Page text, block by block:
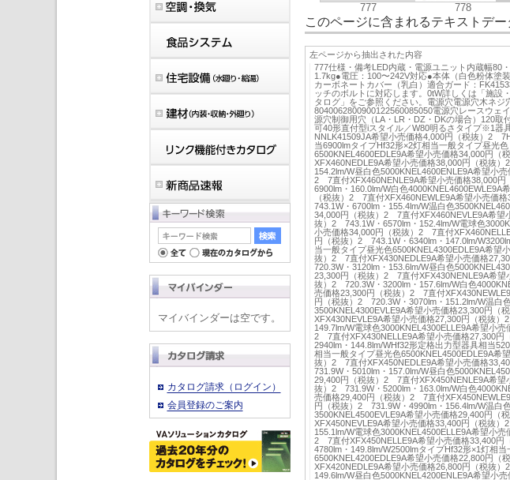
777 778
このページに含まれるテキストデ
左ページから抽出された内容
777仕様・備考LED内蔵・電源ユニット内蔵幅80
1.7kg●電圧：100〜242V対応●本体（白色粉体塗
カーボネートカバー（乳白）適合ガード：
ッチのボルトに対応します。0tW詳しくは「施設
タログ」をご参照ください。電源穴電源穴木ネジ
8040062800900122560085050電源穴レースウェ
源穴制御用穴（LA・LR・DZ・DKの場合）120取
可40形直付型iスタイル／W80明るさタイプ※1器
NNLK41509JA希望小売価格4,000円（税抜）2
当6900lmタイプHf32形×2灯相当一般タイプ昼光色
6500KNEL4600EDLE9A希望小売価格34,000円（
XFX460NEDLE9A希望小売価格38,000円（税抜
154.2lm/W昼白色5000KNEL4600ENLE9A希望小売
2 7直付XFX460NENLE9A希望小売価格38,000円
6900lm・160.0lm/W白色4000KNEL4600EWLE9A
（税抜）2 7直付XFX460NEWLE9A希望小売価
743.1W・6700lm・155.4lm/W温白色
34,000円（税抜）2 7直付XFX460NEVLE9A希望
抜）2 743.1W・6570lm・152.4lm/W電球色
小売価格34,000円（税抜）2 7直付
円（税抜）2 743.1W・6340lm・147.0lm/
当一般タイプ昼光色6500KNEL4300EDLE9A希望
抜）2 7直付XFX430NEDLE9A希望小売価格
720.3W・3120lm・153.6lm/W昼白色
23,300円（税抜）2 7直付XFX430NENLE9A希望
抜）2 720.3W・3200lm・157.6lm/W白色
売価格23,300円（税抜）2 7直付
円（税抜）2 720.3W・3070lm・151.2lm/W温白色
3500KNEL4300EVLE9A希望小売価格23,300円（
XFX430NEVLE9A希望小売価格27,300円（税抜）
149.7lm/W電球色3000KNEL4300ELLE9A希望小売
2 7直付XFX430NELLE9A希望小売価格27,300円
2940lm・144.8lm/WHf32形定格出力型器具相当
相当一般タイプ昼光色6500KNEL4500EDLE9A希
抜）2 7直付XFX450NEDLE9A希望小売価格
731.9W・5010lm・157.0lm/W昼白色
29,400円（税抜）2 7直付XFX450NENLE9A希望
抜）2 731.9W・5200lm・163.0lm/W白色
売価格29,400円（税抜）2 7直付
円（税抜）2 731.9W・4990lm・156.4lm/W温白色
3500KNEL4500EVLE9A希望小売価格29,400円（
XFX450NEVLE9A希望小売価格33,400円（税抜）
155.1lm/W電球色3000KNEL4500ELLE9A希望小売
2 7直付XFX450NELLE9A希望小売価格33,400円
4780lm・149.8lm/W2500lmタイプHf32形×1灯相当
6500KNEL4200EDLE9A希望小売価格22,800円（
XFX420NEDLE9A希望小売価格26,800円（税抜
149.6lm/W昼白色5000KNEL4200ENLE9A希望小売
マイバインダーは空です。
カタログ請求（ログイン）
会員登録のご案内